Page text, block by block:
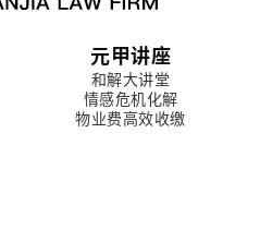
元甲讲座
和解大讲堂
情感危机化解
物业费高效收缴